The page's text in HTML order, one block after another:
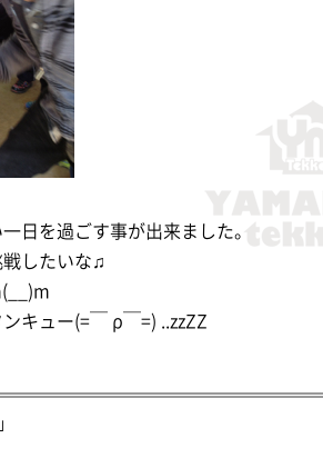
日を過ごす事が出来ました。
したいな♫
キュー(=￣ ρ￣=) ..zzZZ